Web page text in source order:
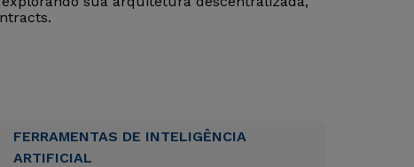
FERRAMENTAS DE INTELIGÊNCIA
ARTIFICIAL